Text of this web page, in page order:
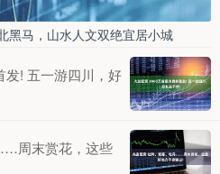
黑马，山水人文双绝宜居小城
发! 五一游四川，好
周末赏花，这些